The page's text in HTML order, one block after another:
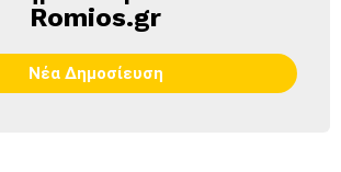
Romios.gr
Νέα Δημοσίευση